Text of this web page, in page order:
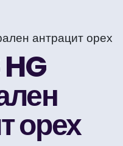
антрацит орех
орех